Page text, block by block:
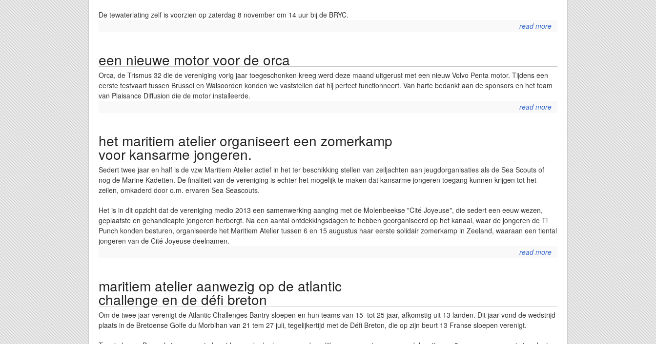
De tewaterlating zelf is voorzien op zaterdag 8 november om 14 uur bij de BRYC.
read more
about
zinneke
binnenkort
te water !
een nieuwe motor voor de orca
Orca, de Trismus 32 die de vereniging vorig jaar toegeschonken kreeg werd deze maand uitgerust met een nieuw Volvo Penta motor. Tijdens een
eerste testvaart tussen Brussel en Walsoorden konden we vaststellen dat hij perfect functionneert. Van harte bedankt aan de sponsors en het team
van Plaisance Diffusion die de motor installeerde.
read more
about
een
nieuwe
motor
voor
de
orca
het maritiem atelier organiseert een zomerkamp
voor kansarme jongeren.
Sedert twee jaar en half is de vzw Maritiem Atelier actief in het ter beschikking stellen van zeiljachten aan jeugdorganisaties als de Sea Scouts of
nog de Marine Kadetten. De finaliteit van de vereniging is echter het mogelijk te maken dat kansarme jongeren toegang kunnen krijgen tot het
zeilen, omkaderd door o.m. ervaren Sea Seascouts.
Het is in dit opzicht dat de vereniging medio 2013 een samenwerking aanging met de Molenbeekse "Cité Joyeuse", die sedert een eeuw wezen,
geplaatste en gehandicapte jongeren herbergt. Na een aantal ontdekkingsdagen te hebben georganiseerd op het kanaal, waar de jongeren de Ti
Punch konden besturen, organiseerde het Maritiem Atelier tussen 6 en 15 augustus haar eerste solidair zomerkamp in Zeeland, waaraan een tiental
jongeren van de Cité Joyeuse deelnamen.
read more
about het
maritiem
atelier
organiseert
een
zomerkamp
voor
kansarme
jongeren.
maritiem atelier aanwezig op de atlantic
challenge en de défi breton
Om de twee jaar verenigt de Atlantic Challenges Bantry sloepen en hun teams van 15 tot 25 jaar, afkomstig uit 13 landen. Dit jaar vond de wedstrijd
plaats in de Bretoense Golfe du Morbihan van 21 tem 27 juli, tegelijkertijd met de Défi Breton, die op zijn beurt 13 Franse sloepen verenigt.